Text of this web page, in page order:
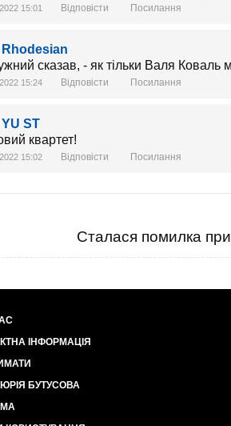
15:01 Відповісти Посилання
Rhodesian
сказав, - як тільки Валя Коваль
15:24 Відповісти Посилання
YU ST
квартет!
15:02 Відповісти Посилання
Сталася помилка
ІНФОРМАЦІЯ
БУТУСОВА